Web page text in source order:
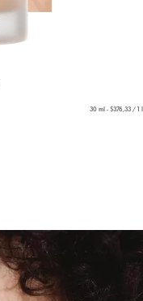
30 ml - $376,33 / 1 l